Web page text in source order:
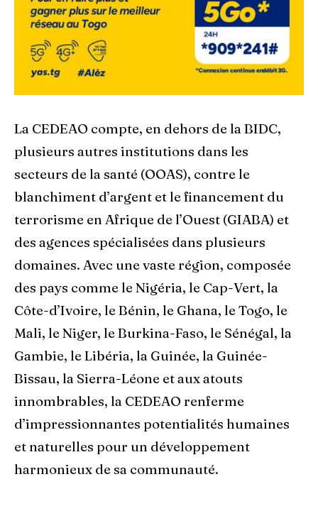
La CEDEAO compte, en dehors de la BIDC,
plusieurs autres institutions dans les
secteurs de la santé (OOAS), contre le
blanchiment d’argent et le financement du
terrorisme en Afrique de l’Ouest (GIABA) et
des agences spécialisées dans plusieurs
domaines. Avec une vaste région, composée
des pays comme le Nigéria, le Cap-Vert, la
Côte-d’Ivoire, le Bénin, le Ghana, le Togo, le
Mali, le Niger, le Burkina-Faso, le Sénégal, la
Gambie, le Libéria, la Guinée, la Guinée-
Bissau, la Sierra-Léone et aux atouts
innombrables, la CEDEAO renferme
d’impressionnantes potentialités humaines
et naturelles pour un développement
harmonieux de sa communauté.